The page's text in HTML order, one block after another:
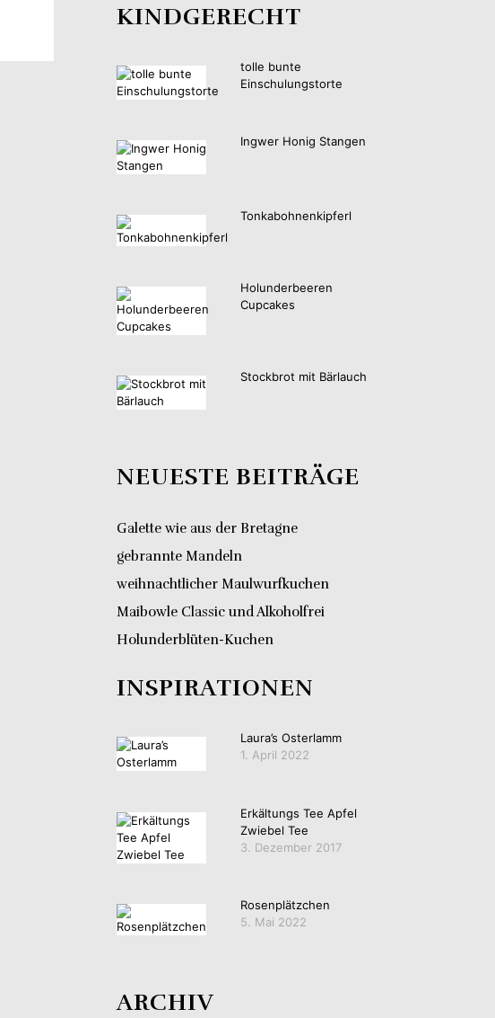
KINDGERECHT
tolle bunte
Einschulungstorte
Ingwer Honig Stangen
Tonkabohnenkipferl
Holunderbeeren
Cupcakes
Stockbrot mit Bärlauch
NEUESTE BEITRÄGE
Galette wie aus der Bretagne
gebrannte Mandeln
weihnachtlicher Maulwurfkuchen
Maibowle Classic und Alkoholfrei
Holunderblüten-Kuchen
INSPIRATIONEN
Laura’s Osterlamm
1. April 2022
Erkältungs Tee Apfel
Zwiebel Tee
3. Dezember 2017
Rosenplätzchen
5. Mai 2022
ARCHIV